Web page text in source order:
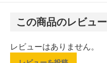
この商品のレビュー
レビューはありません。